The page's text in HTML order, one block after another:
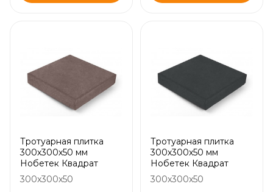
Тротуарная плитка
300х300х50 мм
Нобетек Квадрат
300x300x50
Тротуарная плитка
300х300х50 мм
Нобетек Квадрат
300x300x50